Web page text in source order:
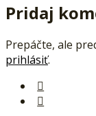
Pridaj
Prepáčte, ale
prihlásiť.